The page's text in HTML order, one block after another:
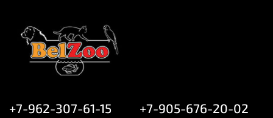
+7-962-307-61-15 +7-905-676-20-02